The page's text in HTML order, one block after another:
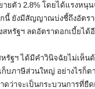
ายตัว 2.8% โดยได้แรงหนุ
ยังมีสัญญาณบ่งชี้ถึงอัตรา
หรัฐฯ ลดอัตราดอกเบี้ยได้
รัฐฯ ได้มีคำวินิจฉัยไม่เห็น
บภาษีส่วนใหญ่ อย่างไรก็ต
ดว่าจะเป็นกระบวนการที่ยื